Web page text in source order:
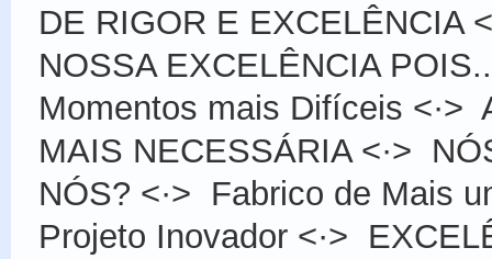
DE RIGOR E EXCELÊNCIA
NOSSA EXCELÊNCIA
Momentos mais Difíceis <·>
MAIS NECESSÁRIA<·>
NÓS? <·> Fabrico de Mais
Projeto Inovador <·>